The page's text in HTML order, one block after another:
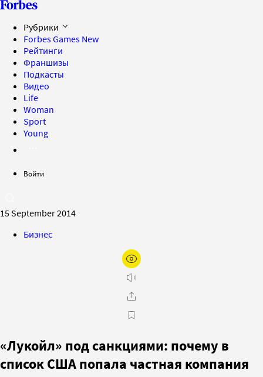
Рубрики
Forbes Games New
Рейтинги
Франшизы
Подкасты
Видео
Life
Woman
Sport
Young
Войти
15 September 2014
Бизнес
«Лукойл» под санкциями: почему в
список США попала частная компания